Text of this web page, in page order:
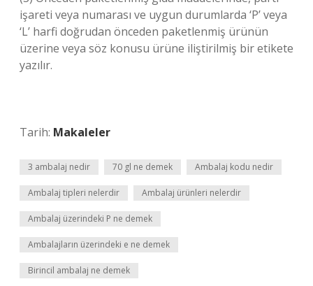
işareti veya numarası ve uygun durumlarda ‘P’ veya
‘L’ harfi doğrudan önceden paketlenmiş ürünün
üzerine veya söz konusu ürüne iliştirilmiş bir etikete
yazılır.
Tarih: Makaleler
3 ambalaj nedir 70 gl ne demek Ambalaj kodu nedir
Ambalaj tipleri nelerdir Ambalaj ürünleri nelerdir
Ambalaj üzerindeki P ne demek
Ambalajların üzerindeki e ne demek
Birincil ambalaj ne demek